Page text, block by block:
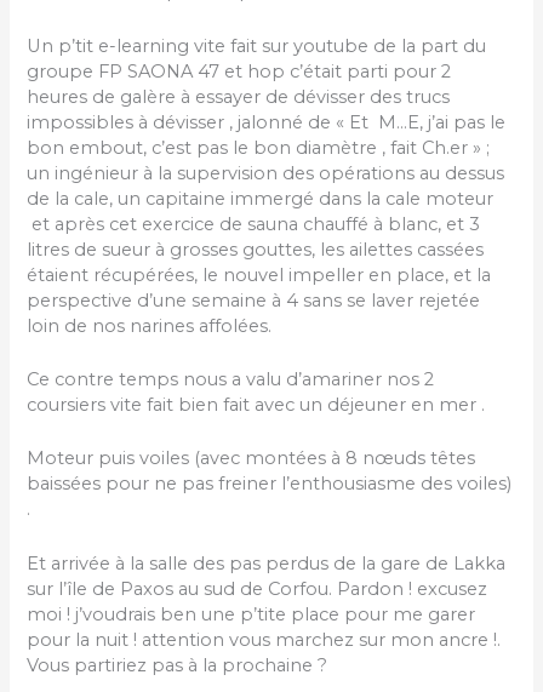
Un p’tit e-learning vite fait sur youtube de la part du
groupe FP SAONA 47 et hop c’était parti pour 2
heures de galère à essayer de dévisser des trucs
impossibles à dévisser , jalonné de « Et M…E, j’ai pas le
bon embout, c’est pas le bon diamètre , fait Ch.er » ;
un ingénieur à la supervision des opérations au dessus
de la cale, un capitaine immergé dans la cale moteur
et après cet exercice de sauna chauffé à blanc, et 3
litres de sueur à grosses gouttes, les ailettes cassées
étaient récupérées, le nouvel impeller en place, et la
perspective d’une semaine à 4 sans se laver rejetée
loin de nos narines affolées.
Ce contre temps nous a valu d’amariner nos 2
coursiers vite fait bien fait avec un déjeuner en mer .
Moteur puis voiles (avec montées à 8 nœuds têtes
baissées pour ne pas freiner l’enthousiasme des voiles)
.
Et arrivée à la salle des pas perdus de la gare de Lakka
sur l’île de Paxos au sud de Corfou. Pardon ! excusez
moi ! j’voudrais ben une p’tite place pour me garer
pour la nuit ! attention vous marchez sur mon ancre !.
Vous partiriez pas à la prochaine ?